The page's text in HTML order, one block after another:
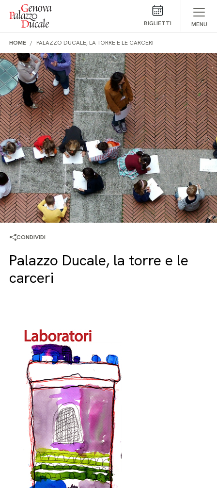
Salta al contenuto
BIGLIETTI MENU
HOME PALAZZO DUCALE, LA TORRE E LE CARCERI
CONDIVIDI
Palazzo Ducale, la torre e le
carceri